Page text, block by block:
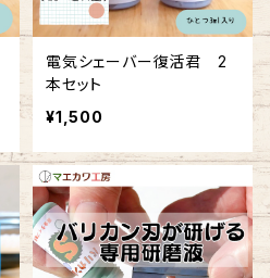
電気シェーバー復活君 2
本セット
¥1,500